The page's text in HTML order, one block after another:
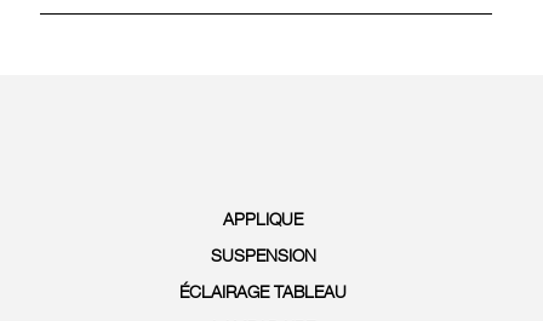
APPLIQUE
SUSPENSION
ÉCLAIRAGE TABLEAU